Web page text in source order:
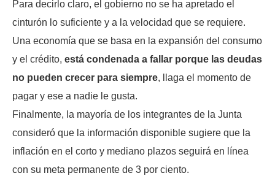
Para decirlo claro, el gobierno no se ha apretado el
cinturón lo suficiente y a la velocidad que se requiere.
Una economía que se basa en la expansión del consumo
y el crédito, está condenada a fallar porque las deudas
no pueden crecer para siempre, llaga el momento de
pagar y ese a nadie le gusta.
Finalmente, la mayoría de los integrantes de la Junta
consideró que la información disponible sugiere que la
inflación en el corto y mediano plazos seguirá en línea
con su meta permanente de 3 por ciento.